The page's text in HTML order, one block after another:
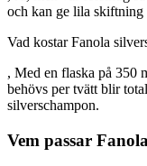
och kan ge lila
Vad kostar Fanola
, Med en flaska på 350
behövs per tvätt blir
silverschampon.
Vem passar